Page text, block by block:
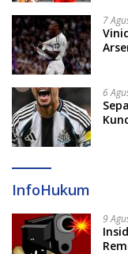
7
6
InfoHukum
9